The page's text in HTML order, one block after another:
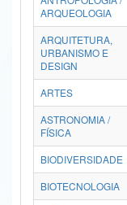
Controladoria-Geral da União
Ministério da Mulher, da
Secretaria de Governo
Advocacia-Geral da União
ARQUEOLOGIA
ARQUITETURA,
URBANISMO E
DESIGN
ARTES
ASTRONOMIA /
FÍSICA
BIODIVERSIDADE
BIOTECNOLOGIA